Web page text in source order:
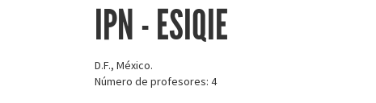
IPN - ESIQIE
D.F., México.
Número de profesores: 4